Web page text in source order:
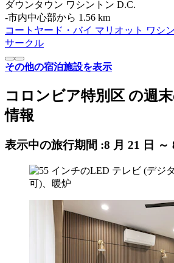
ダウンタウン ワシントン D.C.
‐市内中心部から 1.56 km
コートヤード・バイ マリオット ワシ
サークル
その他の宿泊施設を表示
コロンビア特別区 の週
情報
表示中の旅行期間 :8 月 21 日 ～